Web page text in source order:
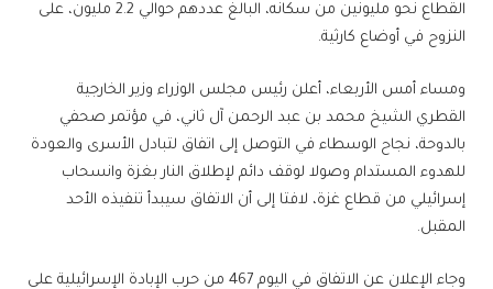
القطاع نحو مليونين من سكانه، البالغ عددهم حوالي 2.2 مليون، على
النزوح في أوضاع كارثية.
ومساء أمس الأربعاء، أعلن رئيس مجلس الوزراء وزير الخارجية
القطري الشيخ محمد بن عبد الرحمن آل ثاني، في مؤتمر صحفي
بالدوحة، نجاح الوسطاء في التوصل إلى اتفاق لتبادل الأسرى والعودة
للهدوء المستدام وصولا لوقف دائم لإطلاق النار بغزة وانسحاب
إسرائيلي من قطاع غزة، لافتا إلى أن الاتفاق سيبدأ تنفيذه الأحد
المقبل.
وجاء الإعلان عن الاتفاق في اليوم 467 من حرب الإبادة الإسرائيلية على